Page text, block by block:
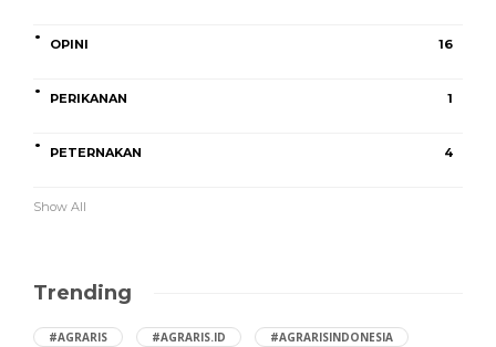
OPINI 16
PERIKANAN 1
PETERNAKAN 4
Show All
Trending
#AGRARIS #AGRARIS.ID
#AGRARISINDONESIA